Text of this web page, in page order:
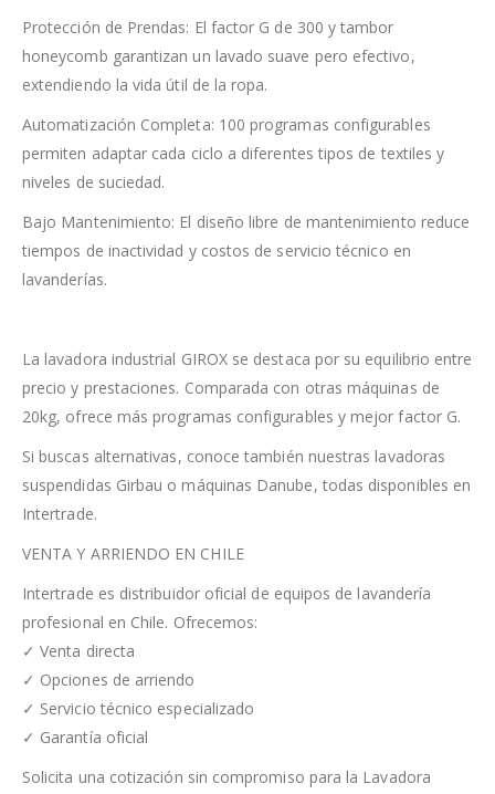
Protección de Prendas: El factor G de 300 y tambor
honeycomb garantizan un lavado suave pero efectivo,
extendiendo la vida útil de la ropa.
Automatización Completa: 100 programas configurables
permiten adaptar cada ciclo a diferentes tipos de textiles y
niveles de suciedad.
Bajo Mantenimiento: El diseño libre de mantenimiento reduce
tiempos de inactividad y costos de servicio técnico en
lavanderías.
La lavadora industrial GIROX se destaca por su equilibrio entre
precio y prestaciones. Comparada con otras máquinas de
20kg, ofrece más programas configurables y mejor factor G.
Si buscas alternativas, conoce también nuestras lavadoras
suspendidas Girbau o máquinas Danube, todas disponibles en
Intertrade.
VENTA Y ARRIENDO EN CHILE
Intertrade es distribuidor oficial de equipos de lavandería
profesional en Chile. Ofrecemos:
✓ Venta directa
✓ Opciones de arriendo
✓ Servicio técnico especializado
✓ Garantía oficial
Solicita una cotización sin compromiso para la Lavadora